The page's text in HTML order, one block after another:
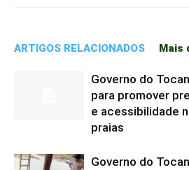
ARTIGOS RELACIONADOS Mais
Governo do
para promover
e acessibilidade
praias
Governo do